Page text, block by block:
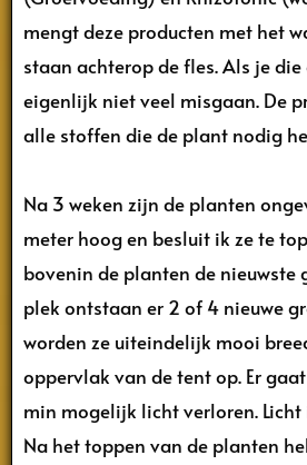
mengt deze producten met het
staan achterop de fles. Als je
eigenlijk niet veel misgaan. De
alle stoffen die de plant nodig
Na 3 weken zijn de planten
meter hoog en besluit ik ze te
bovenin de planten de nieuwste
plek ontstaan er 2 of 4 nieuwe
worden ze uiteindelijk mooi
oppervlak van de tent op. Er
min mogelijk licht verloren.
Na het toppen van de planten